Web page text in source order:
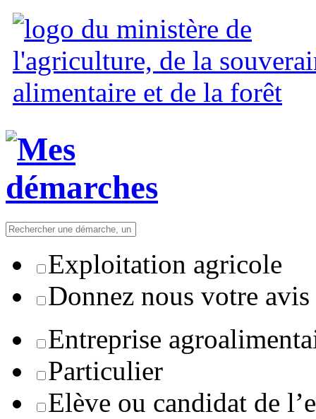
Exploitation agricole
Donnez nous votre avis
Entreprise
Particulier
Elève ou candidat de